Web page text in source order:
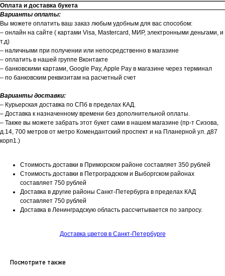
Оплата и доставка букета
Варианты оплаты:
Вы можете оплатить ваш заказ любым удобным для вас способом:
– онлайн на сайте ( картами Visa, Mastercard, МИР, электронными деньгами, и
т.д)
– наличными при получении или непосредственно в магазине
– оплатить в нашей группе Вконтакте
– банковскими картами, Google Pay, Apple Pay в магазине через терминал
– по банковским реквизитам на расчетный счет
Варианты доставки:
– Курьерская доставка по СПб в пределах КАД.
– Доставка к назначенному времени без дополнительной оплаты.
– Также вы можете забрать этот букет сами в нашем магазине (пр-т Сизова,
д.14, 700 метров от метро Комендантский проспект и на Планерной ул. д87
корп1.)
Стоимость доставки в Приморском районе составляет 350 рублей
Стоимость доставки в Петроградском и Выборгском районах
составляет 750 рублей
Доставка в другие районы Санкт-Петербурга в пределах КАД
составляет 750 рублей
Доставка в Ленинградскую область рассчитывается по запросу.
Доставка цветов в Санкт-Петербурге
Посмотрите также